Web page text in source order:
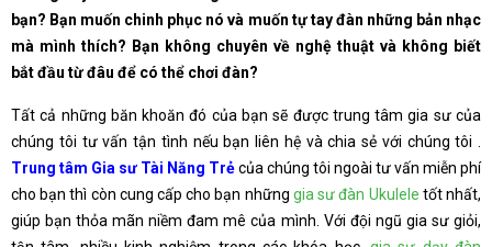
bạn? Bạn muốn chinh phục nó và muốn tự tay đàn những bản nhạc
mà mình thích? Bạn không chuyên về nghệ thuật và không biết
bắt đầu từ đâu để có thể chơi đàn?
Tất cả những băn khoăn đó của bạn sẽ được trung tâm gia sư của
chúng tôi tư vấn tận tình nếu bạn liên hệ và chia sẻ với chúng tôi .
Trung tâm Gia sư Tài Năng Trẻcủa chúng tôi ngoài tư vấn miễn phí
cho bạn thì còn cung cấp cho bạn những gia sư đàn Ukulele tốt nhất,
giúp bạn thỏa mãn niềm đam mê của mình. Với đội ngũ gia sư giỏi,